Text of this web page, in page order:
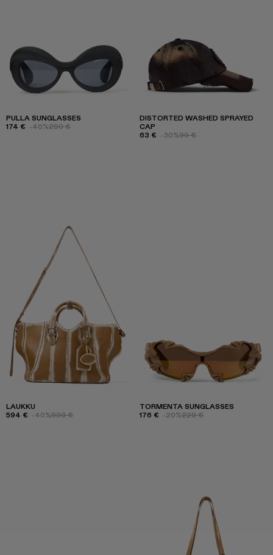
PULLA SUNGLASSES
174 € -40%290 €
DISTORTED WASHED SPRAYED
CAP
63 € -30%90 €
LAUKKU
594 € -40%990 €
TORMENTA SUNGLASSES
176 € -20%220 €